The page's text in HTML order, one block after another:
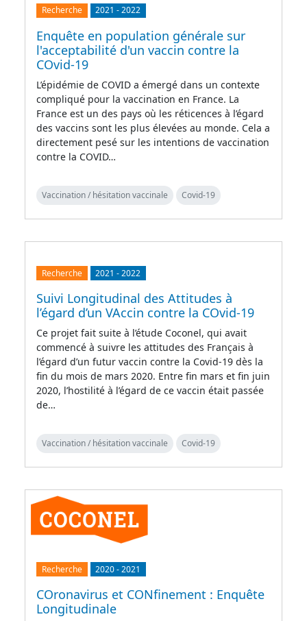
Recherche 2021 -2022
Enquête en population générale sur
l'acceptabilité d'un vaccin contre la
COvid-19
L’épidémie de COVID a émergé dans un contexte
compliqué pour la vaccination en France. La
France est un des pays où les réticences à l’égard
des vaccins sont les plus élevées au monde. Cela a
directement pesé sur les intentions de vaccination
contre la COVID…
Vaccination / hésitation vaccinale Covid-19
Recherche 2021 -2022
Suivi Longitudinal des Attitudes à
l’égard d’un VAccin contre la COvid-19
Ce projet fait suite à l’étude Coconel, qui avait
commencé à suivre les attitudes des Français à
l’égard d’un futur vaccin contre la Covid-19 dès la
fin du mois de mars 2020. Entre fin mars et fin juin
2020, l’hostilité à l’égard de ce vaccin était passée
de…
Vaccination / hésitation vaccinale Covid-19
Recherche 2020-2021
COronavirus et CONfinement : Enquête
Longitudinale